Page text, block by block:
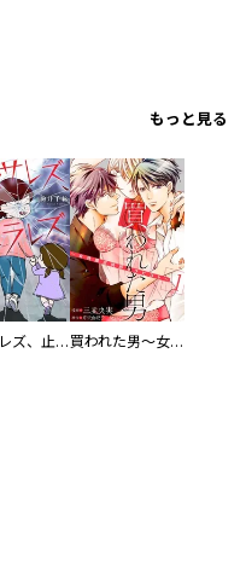
もっと見る
満タサレズ、止メラレズ 買われた男～女性限定快感セラピスト～【描き下ろしおまけ付き特装版】